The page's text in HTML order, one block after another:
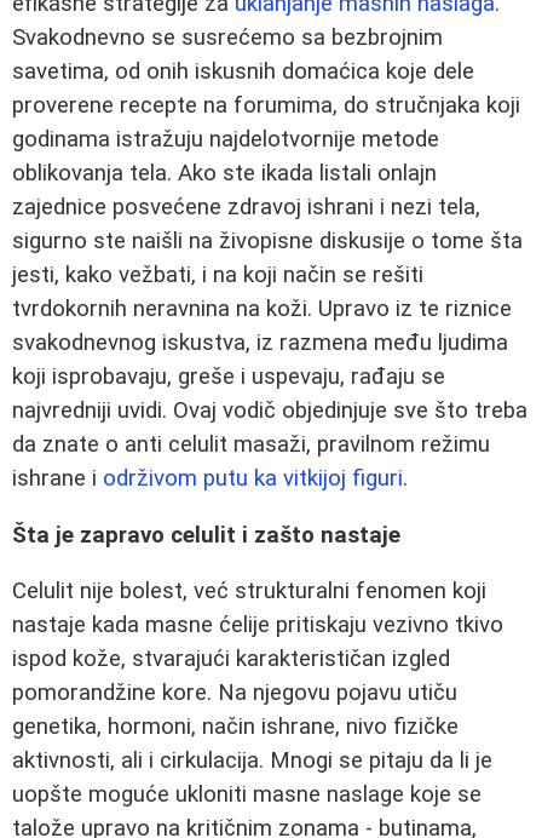
Svakodnevno se susrećemo sa bezbrojnim
savetima, od onih iskusnih domaćica koje dele
proverene recepte na forumima, do stručnjaka koji
godinama istražuju najdelotvornije metode
oblikovanja tela. Ako ste ikada listali onlajn
zajednice posvećene zdravoj ishrani i nezi tela,
sigurno ste naišli na živopisne diskusije o tome šta
jesti, kako vežbati, i na koji način se rešiti
tvrdokornih neravnina na koži. Upravo iz te riznice
svakodnevnog iskustva, iz razmena među ljudima
koji isprobavaju, greše i uspevaju, rađaju se
najvredniji uvidi. Ovaj vodič objedinjuje sve što treba
da znate o anti celulit masaži, pravilnom režimu
ishrane i održivom putu ka vitkijoj figuri.
Šta je zapravo celulit i zašto nastaje
Celulit nije bolest, već strukturalni fenomen koji
nastaje kada masne ćelije pritiskaju vezivno tkivo
ispod kože, stvarajući karakterističan izgled
pomorandžine kore. Na njegovu pojavu utiču
genetika, hormoni, način ishrane, nivo fizičke
aktivnosti, ali i cirkulacija. Mnogi se pitaju da li je
uopšte moguće ukloniti masne naslage koje se
talože upravo na kritičnim zonama - butinama,